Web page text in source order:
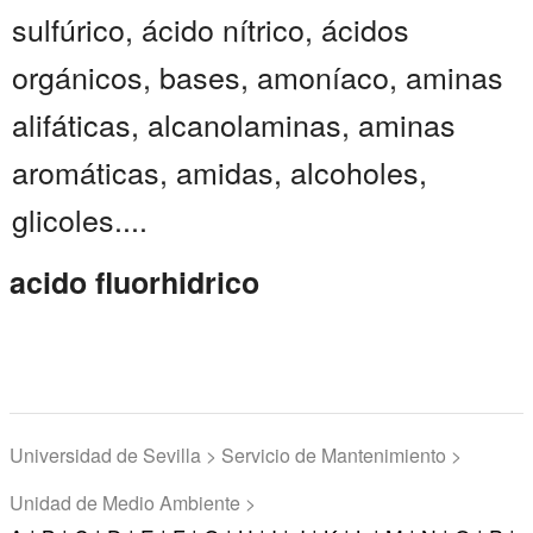
sulfúrico, ácido nítrico, ácidos
orgánicos, bases, amoníaco, aminas
alifáticas, alcanolaminas, aminas
aromáticas, amidas, alcoholes,
glicoles....
acido fluorhidrico
Universidad de Sevilla > Servicio de Mantenimiento >
Unidad de Medio Ambiente >